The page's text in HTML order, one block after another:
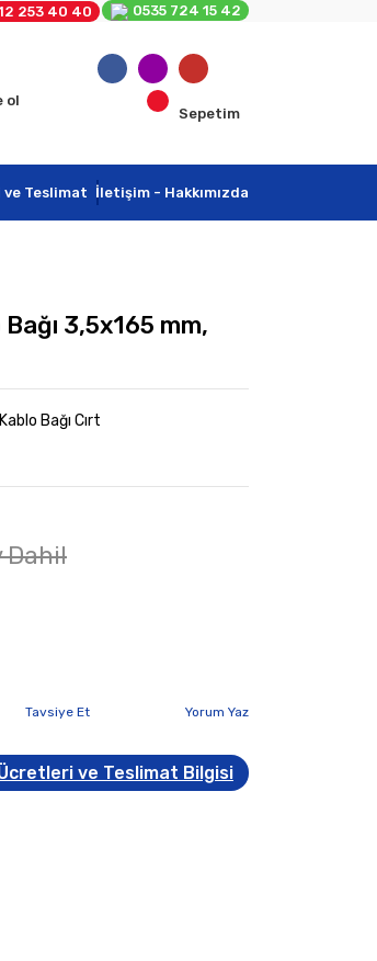
253 40 40 0535 724 15 42
ol
Sepetim
Teslimat İletişim - Hakkımızda
3,5x165 mm,
Bağı Cırt
Dahil
Tavsiye Et Yorum Yaz
ve Teslimat Bilgisi